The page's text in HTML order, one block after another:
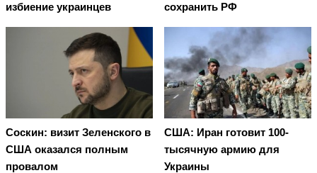
избиение украинцев
сохранить РФ
Соскин: визит Зеленского в
США оказался полным
провалом
США: Иран готовит 100-
тысячную армию для
Украины